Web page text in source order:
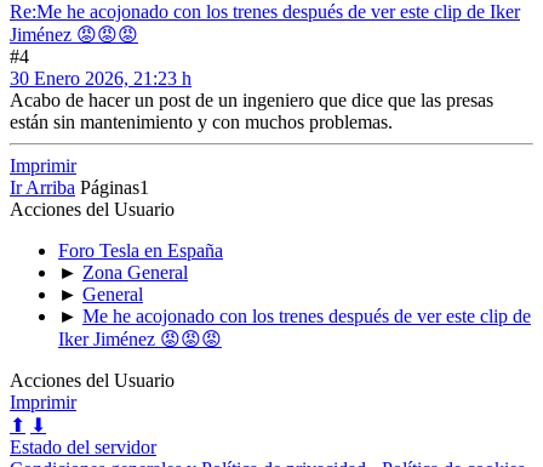
Re:Me he acojonado con los trenes después de ver este clip de Iker
Jiménez 😡😡😡
#4
30 Enero 2026, 21:23 h
Acabo de hacer un post de un ingeniero que dice que las presas
están sin mantenimiento y con muchos problemas.
Imprimir
Ir Arriba Páginas1
Acciones del Usuario
Foro Tesla en España
► Zona General
► General
► Me he acojonado con los trenes después de ver este clip de
Iker Jiménez 😡😡😡
Acciones del Usuario
Imprimir
⬆ ⬇
Estado del servidor